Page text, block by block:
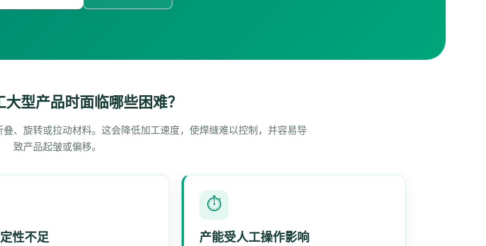
型产品时面临哪些困难？
、旋转或拉动材料。这会降低加工速度，使焊缝难以控制，并容易导
致产品起皱或偏移。
性不足
⏱
产能受人工操作影响